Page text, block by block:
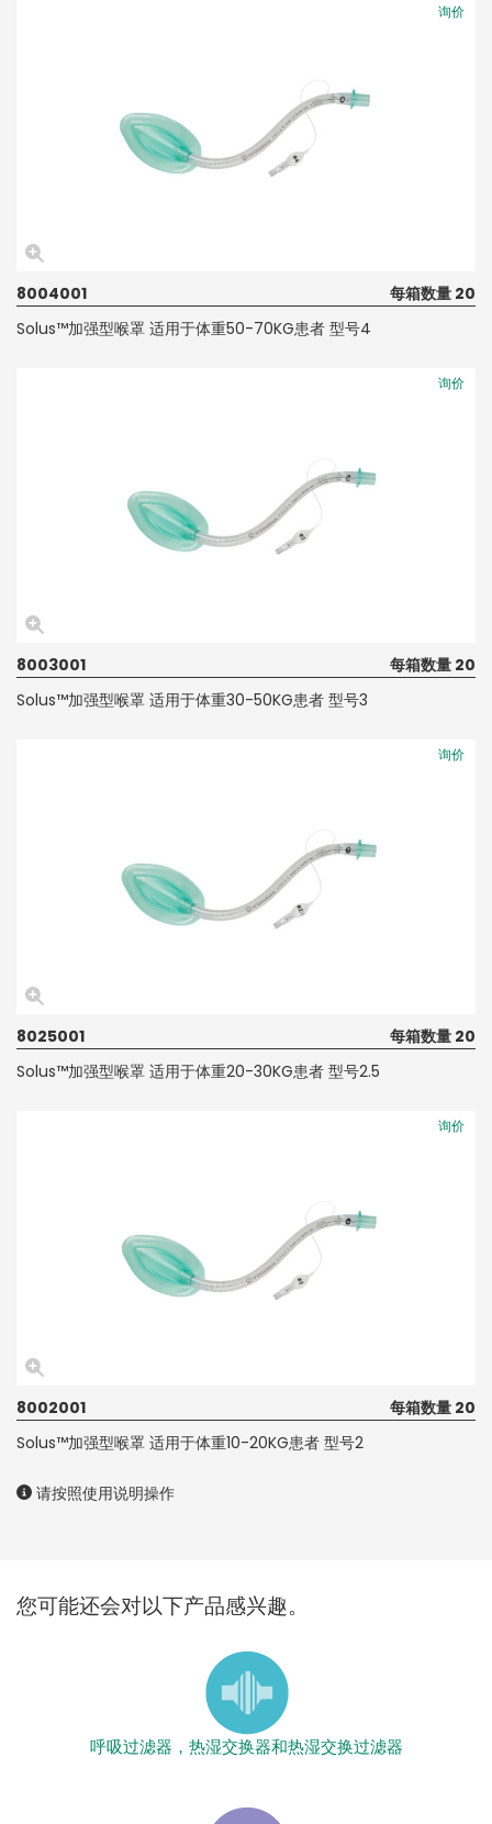
询价
8004001
每箱数量 20
Solus™加强型喉罩 适用于体重50-70KG患者 型号4
询价
8003001
每箱数量 20
Solus™加强型喉罩 适用于体重30-50KG患者 型号3
询价
8025001
每箱数量 20
Solus™加强型喉罩 适用于体重20-30KG患者 型号2.5
询价
8002001
每箱数量 20
Solus™加强型喉罩 适用于体重10-20KG患者 型号2
请按照使用说明操作
您可能还会对以下产品感兴趣。
呼吸过滤器，热湿交换器和热湿交换过滤器